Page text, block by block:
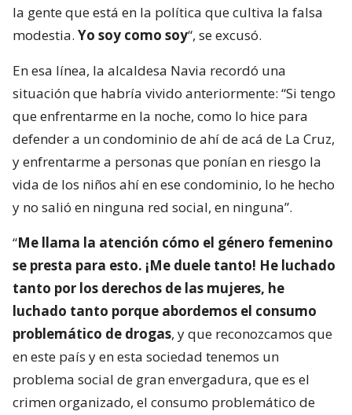
la gente que está en la política que cultiva la falsa
modestia. Yo soy como soy“, se excusó.
En esa línea, la alcaldesa Navia recordó una
situación que habría vivido anteriormente: “Si tengo
que enfrentarme en la noche, como lo hice para
defender a un condominio de ahí de acá de La Cruz,
y enfrentarme a personas que ponían en riesgo la
vida de los niños ahí en ese condominio, lo he hecho
y no salió en ninguna red social, en ninguna”.
“Me llama la atención cómo el género femenino
se presta para esto. ¡Me duele tanto! He luchado
tanto por los derechos de las mujeres, he
luchado tanto porque abordemos el consumo
problemático de drogas, y que reconozcamos que
en este país y en esta sociedad tenemos un
problema social de gran envergadura, que es el
crimen organizado, el consumo problemático de